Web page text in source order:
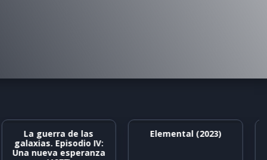
La guerra de las
galaxias. Episodio IV:
Una nueva esperanza
Elemental (2023)